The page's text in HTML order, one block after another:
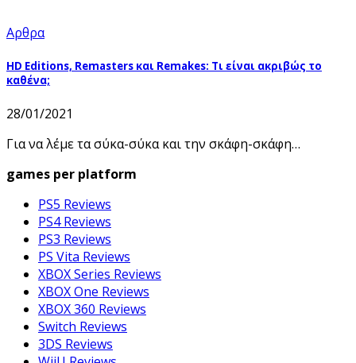
Αρθρα
HD Editions, Remasters και Remakes: Τι είναι ακριβώς το
καθένα;
28/01/2021
Για να λέμε τα σύκα-σύκα και την σκάφη-σκάφη…
games per platform
PS5 Reviews
PS4 Reviews
PS3 Reviews
PS Vita Reviews
XBOX Series Reviews
XBOX One Reviews
XBOX 360 Reviews
Switch Reviews
3DS Reviews